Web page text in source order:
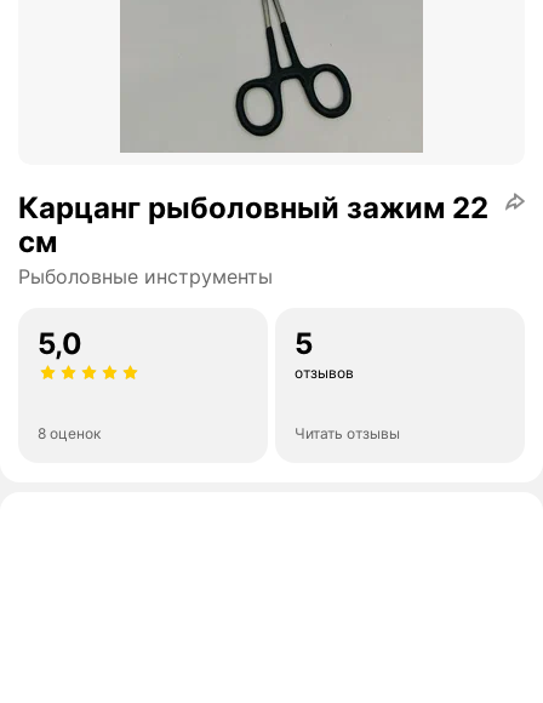
Карцанг рыболовный зажим 22
см
Рыболовные инструменты
5,0
8 оценок
5
отзывов
Читать отзывы